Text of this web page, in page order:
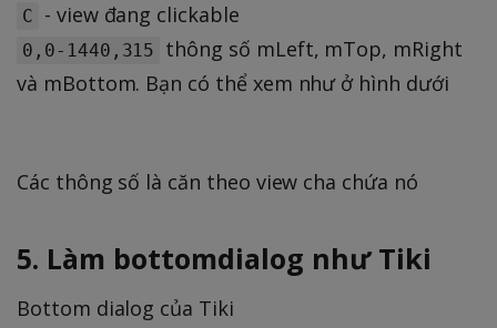
C - view đang clickable
0,0-1440,315
thông số mLeft, mTop, mRight
và mBottom. Bạn có thể xem như ở hình dưới
Các thông số là căn theo view cha chứa nó
5. Làm bottomdialog như Tiki
Bottom dialog của Tiki